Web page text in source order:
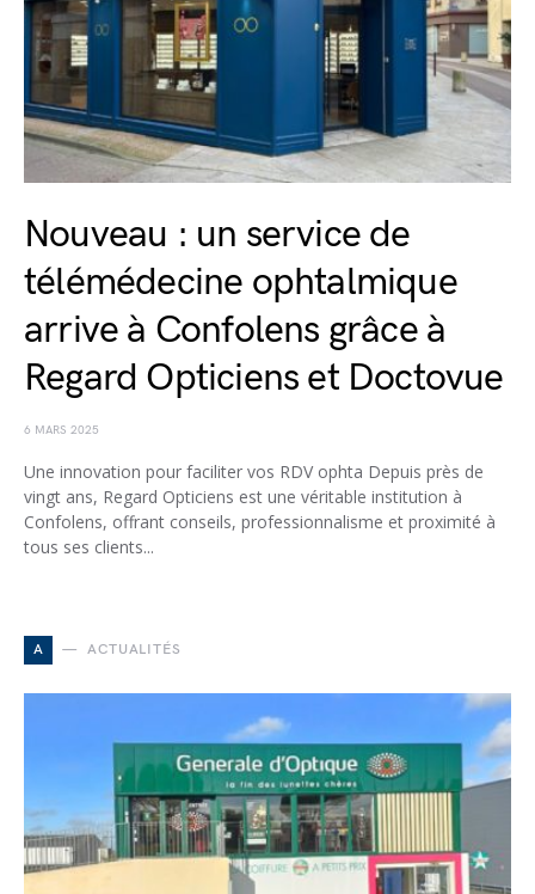
Nouveau : un service de
télémédecine ophtalmique
arrive à Confolens grâce à
Regard Opticiens et Doctovue
6 MARS 2025
Une innovation pour faciliter vos RDV ophta Depuis près de
vingt ans, Regard Opticiens est une véritable institution à
Confolens, offrant conseils, professionnalisme et proximité à
tous ses clients...
A ACTUALITÉS